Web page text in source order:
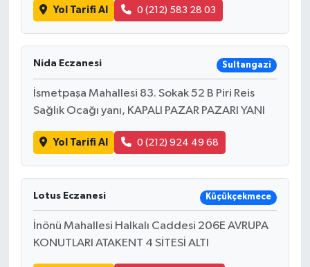
Yol Tarifi Al 0 (212) 583 28 03
Nida Eczanesi Sultangazi
İsmetpaşa Mahallesi 83. Sokak 52 B Piri Reis
Sağlık Ocağı yanı, KAPALI PAZAR PAZARI YANI
Yol Tarifi Al 0 (212) 924 49 68
Lotus Eczanesi Küçükçekmece
İnönü Mahallesi Halkalı Caddesi 206E AVRUPA
KONUTLARI ATAKENT 4 SİTESİ ALTI